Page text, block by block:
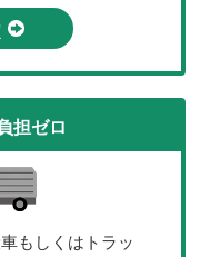
担ゼロ
もしくはトラッ